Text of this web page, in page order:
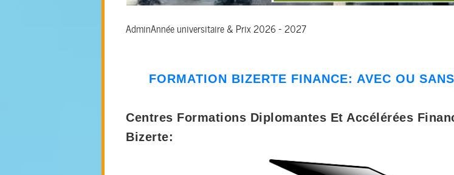
AdminAnnée universitaire & Prix 2026 - 2027
FORMATION BIZERTE FINANCE: AVEC OU
Centres Formations Diplomantes Et Accélérées
Bizerte: